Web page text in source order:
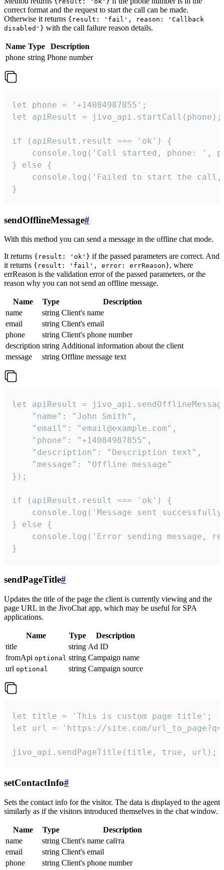
correct format and the request to start the call can be made.
Otherwise it returns {result: 'fail', reason: 'Callback
disabled'} with the call failure reason details.
Name Type
Description
phone string Phone number
let phone = '+14084987855';
let apiResult = jivo_api.startCall(phone);
if (apiResult.result === 'ok') {
console.log('Call started, phone: ',
} else {
console.log('Failed to start the
}
sendOfflineMessage#
With this method you can send a message in the offline chat mode.
It returns {result: 'ok'} if the passed parameters are correct. And
it returns {result: 'fail', error: errReason}, where
errReason is the validation error of the passed parameters, or the
reason why you can not send an offline message.
Name Type
Description
name
string Client's name
email
string Client's email
phone
string Client's phone number
description string Additional information about the client
message
string Offline message text
let apiResult =
    "name": "John Smith",
    "email": "email@example.com",
    "phone": "+14084987855",
    "description": "Description text",
    "message": "Offline message"
});
if (apiResult.result === 'ok') {
console.log('Message sent
} else {
console.log('Error sending message,
}
sendPageTitle#
Updates the title of the page the client is currently viewing and the
page URL in the JivoChat app, which may be useful for SPA
applications.
Name Type
Description
title
string Ad ID
fromApi optional string Campaign name
url optional string Campaign source
let title = 'This is custom page title';
let url = 'https://site.com/
jivo_api.sendPageTitle(title, true, url);
setContactInfo#
Sets the contact info for the visitor. The data is displayed to the agent
similarly as if the visitors introduced themselves in the chat window.
Name Type
Description
name
string Client's name сайта
email
string Client's email
phone
string Client's phone number